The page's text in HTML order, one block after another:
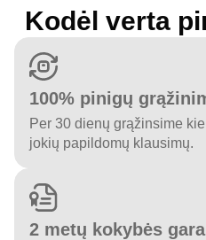
Kodėl verta
100% pinigų
Per 30 dienų grąžinsime
jokių papildomų klausimų.
2 metų kokybės